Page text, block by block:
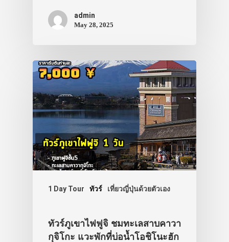
admin
May 28, 2025
1 Day Tour ทัวร์ เที่ยวญี่ปุ่นด้วยตัวเอง
ทัวร์ภูเขาไฟฟูจิ ชมทะเลสาบคาวา
กุจิโกะ แวะพักที่บ่อน้ำโอชิโนะฮัก